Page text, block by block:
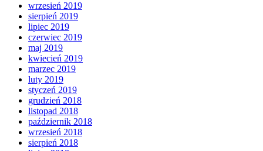
wrzesień 2019
sierpień 2019
lipiec 2019
czerwiec 2019
maj 2019
kwiecień 2019
marzec 2019
luty 2019
styczeń 2019
grudzień 2018
listopad 2018
październik 2018
wrzesień 2018
sierpień 2018